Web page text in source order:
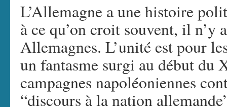
L’Allemagne a une histoire
à ce qu’on croit souvent, il n’y
Allemagnes. L’unité est pour
un fantasme surgi au début du
campagnes napoléoniennes
“discours à la nation